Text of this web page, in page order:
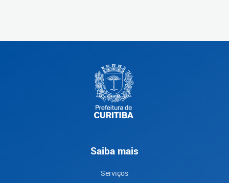
Saiba mais
Serviços